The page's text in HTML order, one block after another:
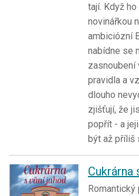
tají. Když
novinářkou
ambiciózní
nabídne se
zasnoubení
pravidla a
dlouho
zjišťují, že
popřít - a
být až příliš
Cukrárna
Romantický